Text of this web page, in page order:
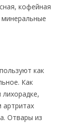
кофейная
как
Как
артритах
Отвары из